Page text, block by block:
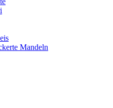
Mandeln